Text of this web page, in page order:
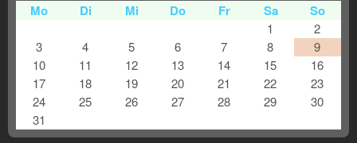
Mo Di Mi Do Fr Sa So
1
2
3
4 5 6 7 8
9
10
11 12 13 14 15
16
17
18 19 20 21 22
23
24
25 26 27 28 29
30
31